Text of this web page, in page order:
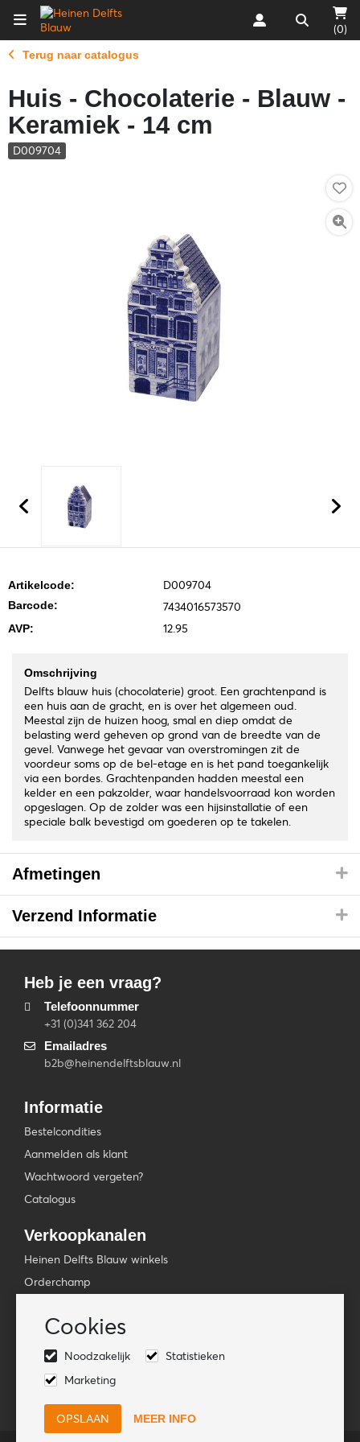
Cookies
Noodzakelijk
Statistieken
Marketing
MEER INFO
(0)
Terug naar catalogus
Huis - Chocolaterie - Blauw -
Keramiek - 14 cm
D009704
Artikelcode: D009704
Barcode: 7434016573570
AVP: 12.95
Omschrijving
Delfts blauw huis (chocolaterie) groot. Een grachtenpand is
een huis aan de gracht, en is over het algemeen oud.
Meestal zijn de huizen hoog, smal en diep omdat de
belasting werd geheven op grond van de breedte van de
gevel. Vanwege het gevaar van overstromingen zit de
voordeur soms op de bel-etage en is het pand toegankelijk
via een bordes. Grachtenpanden hadden meestal een
kelder en een pakzolder, waar handelsvoorraad kon worden
opgeslagen. Op de zolder was een hijsinstallatie of een
speciale balk bevestigd om goederen op te takelen.
Afmetingen
Verzend Informatie
Heb je een vraag?
Telefoonnummer
+31 (0)341 362 204
Emailadres
b2b@heinendelftsblauw.nl
Informatie
Bestelcondities
Aanmelden als klant
Wachtwoord vergeten?
Catalogus
Verkoopkanalen
Heinen Delfts Blauw winkels
Orderchamp
Tica Venlo
Volg ons